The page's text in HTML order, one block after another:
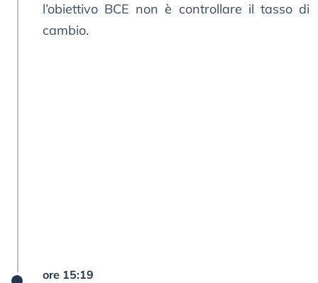
l’obiettivo BCE non è controllare il tasso di
cambio.
ore 15:19